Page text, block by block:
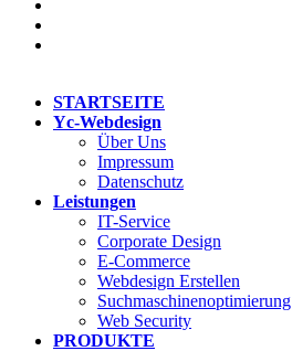
STARTSEITE
Yc-Webdesign
Über Uns
Impressum
Datenschutz
Leistungen
IT-Service
Corporate Design
E-Commerce
Webdesign Erstellen
Suchmaschinenoptimierung
Web Security
PRODUKTE